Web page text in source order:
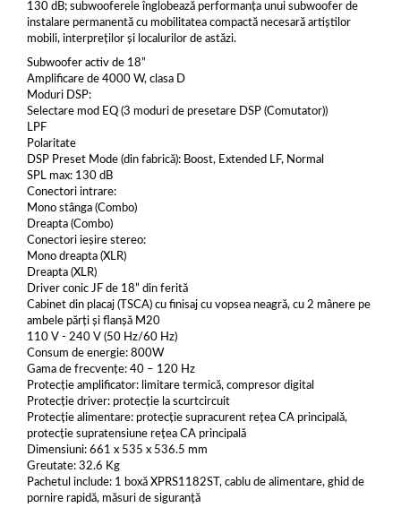
130 dB; subwooferele înglobează performanța unui subwoofer de
instalare permanentă cu mobilitatea compactă necesară artiștilor
mobili, interpreților și localurilor de astăzi.
Subwoofer activ de 18”
Amplificare de 4000 W, clasa D
Moduri DSP:
Selectare mod EQ (3 moduri de presetare DSP (Comutator))
LPF
Polaritate
DSP Preset Mode (din fabrică): Boost, Extended LF, Normal
SPL max: 130 dB
Conectori intrare:
Mono stânga (Combo)
Dreapta (Combo)
Conectori ieșire stereo:
Mono dreapta (XLR)
Dreapta (XLR)
Driver conic JF de 18” din ferită
Cabinet din placaj (TSCA) cu finisaj cu vopsea neagră, cu 2 mânere pe
ambele părți și flanșă M20
110 V - 240 V (50 Hz/60 Hz)
Consum de energie: 800W
Gama de frecvențe: 40 – 120 Hz
Protecție amplificator: limitare termică, compresor digital
Protecție driver: protecție la scurtcircuit
Protecție alimentare: protecție supracurent rețea CA principală,
protecție supratensiune rețea CA principală
Dimensiuni: 661 x 535 x 536.5 mm
Greutate: 32.6 Kg
Pachetul include: 1 boxă XPRS1182ST, cablu de alimentare, ghid de
pornire rapidă, măsuri de siguranță